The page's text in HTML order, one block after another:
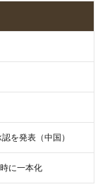
を発表（中国）
に一本化